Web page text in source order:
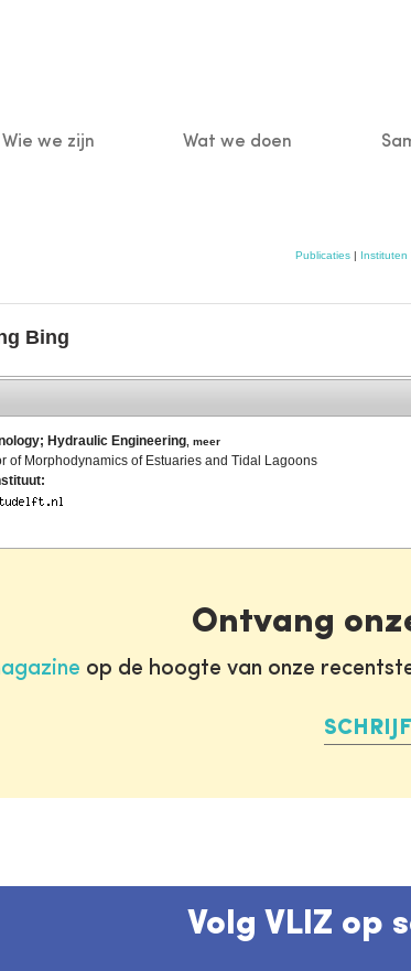
Main
Wie we zijn Wat we doen
Publicaties| Instituten
Bing
Hydraulic Engineering ,meer
of Morphodynamics of Estuaries and Tidal Lagoons
Ontvang
op de hoogte van onze
Volg VLIZ op